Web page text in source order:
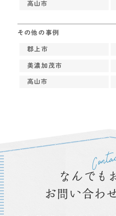
高山市
その他の事例
郡上市
美濃加茂市
高山市
なんでも
お問い合わ